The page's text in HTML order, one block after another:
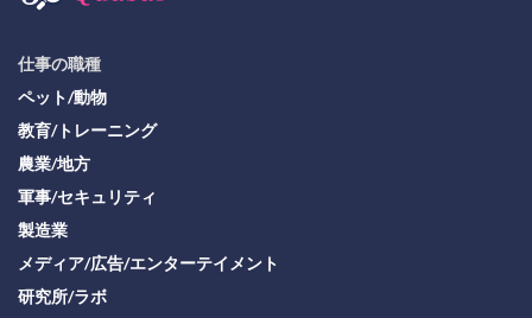
仕事の職種
ペット/動物
教育/トレーニング
農業/地方
軍事/セキュリティ
製造業
メディア/広告/エンターテイメント
研究所/ラボ